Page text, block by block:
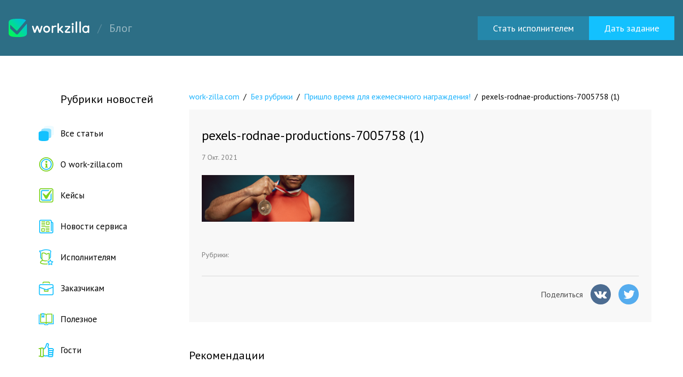
Блог Стать исполнителем Дать задание
Рубрики новостей
Все статьи
О work-zilla.com
Кейсы
Новости сервиса
Исполнителям
Заказчикам
Полезное
Гости
work-zilla.com / Без рубрики / Пришло время для ежемесячного награждения! / pexels-rodnae-productions-7005758 (1)
pexels-rodnae-productions-7005758 (1)
7 Окт. 2021
Рубрики:
Поделиться
Рекомендации